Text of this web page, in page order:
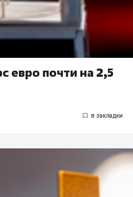
евро почти на 2,5